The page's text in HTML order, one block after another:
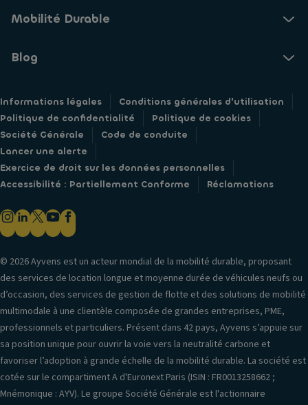
Mobilité Durable
Blog
Informations légales
Conditions générales d'utilisation
Politique de confidentialité
Politique de cookies
Société Générale
Code de conduite
Lancer une alerte
Exercice de droit sur les données personnelles
Accessibilité : Partiellement Conforme
Réclamations
© 2026 Ayvens est un acteur mondial de la mobilité durable, proposant
des services de location longue et moyenne durée de véhicules neufs ou
d’occasion, des services de gestion de flotte et des solutions de mobilité
multimodale à une clientèle composée de grandes entreprises, PME,
professionnels et particuliers. Présent dans 42 pays, Ayvens s’appuie sur
sa position unique pour ouvrir la voie vers la neutralité carbone et
favoriser l’adoption à grande échelle de la mobilité durable. La société est
cotée sur le compartiment A d'Euronext Paris (ISIN : FR0013258662 ;
Mnémonique : AYV). Le groupe Société Générale est l'actionnaire